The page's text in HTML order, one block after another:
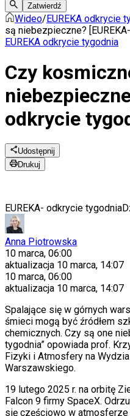
Zatwierdź
Wideo/EUREKA odkrycie
są niebezpieczne?
EUREKA odkrycie tygodnia
Czy
odkrycie
Udostępnij
Drukuj
EUREKA- odkrycie tygodnia
Anna Piotrowska
10 marca, 06:00
aktualizacja 10 marca, 14:07
10 marca, 06:00
aktualizacja 10 marca, 14:07
Spalające się w górnych
śmieci mogą być źródłem
chemicznych. Czy są one
tygodnia” opowiada prof.
Fizyki i Atmosfery na
Warszawskiego.
19 lutego 2025 r. na orbitę
Falcon 9 firmy SpaceX.
się częściowo w atmosferze